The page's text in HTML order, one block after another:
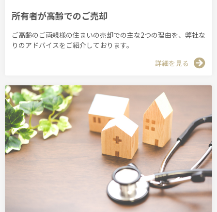
所有者が高齢でのご売却
ご高齢のご両親様の住まいの売却での主な2つの理由を、弊社な
りのアドバイスをご紹介しております。
詳細を見る